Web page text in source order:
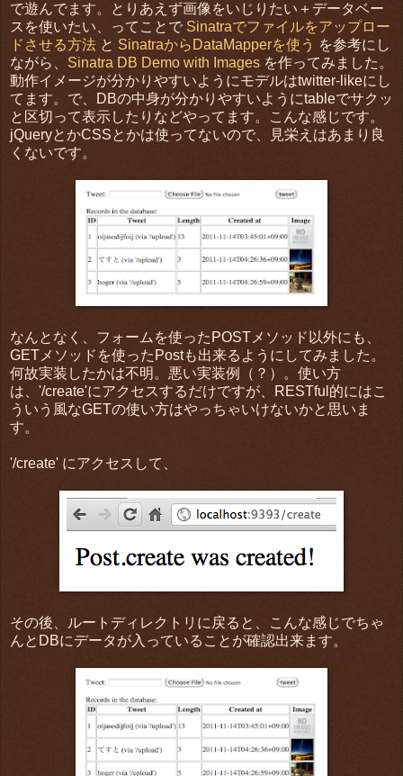
で遊んでます。とりあえず画像をいじりたい＋データベー
スを使いたい、ってことで Sinatraでファイルをアップロー
ドさせる方法 と SinatraからDataMapperを使う を参考にし
ながら、 Sinatra DB Demo with Images を作ってみました。
動作イメージが分かりやすいようにモデルはtwitter-likeにし
てます。で、DBの中身が分かりやすいようにtableでサクッ
と区切って表示したりなどやってます。こんな感じです。
jQueryとかCSSとかは使ってないので、見栄えはあまり良
くないです。
なんとなく、フォームを使ったPOSTメソッド以外にも、
GETメソッドを使ったPostも出来るようにしてみました。
何故実装したかは不明。悪い実装例（？）。使い方
は、'/create'にアクセスするだけですが、RESTful的にはこ
ういう風なGETの使い方はやっちゃいけないかと思いま
す。
'/create' にアクセスして、
その後、ルートディレクトリに戻ると、こんな感じでちゃ
んとDBにデータが入っていることが確認出来ます。